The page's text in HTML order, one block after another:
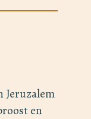
Jeruzalem
en